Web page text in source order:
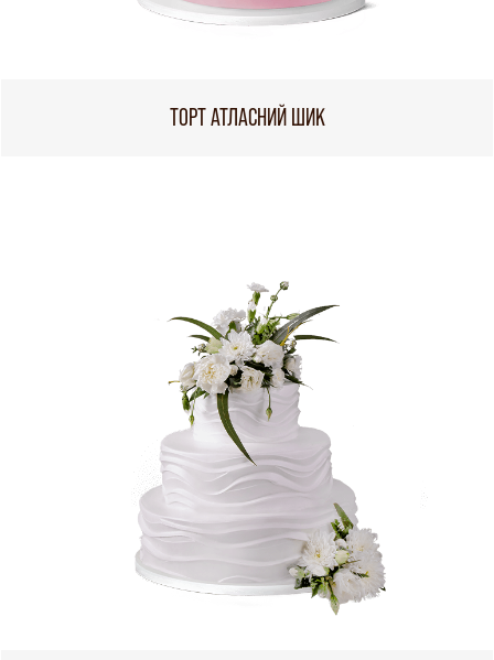
ТОРТ АТЛАСНИЙ ШИК